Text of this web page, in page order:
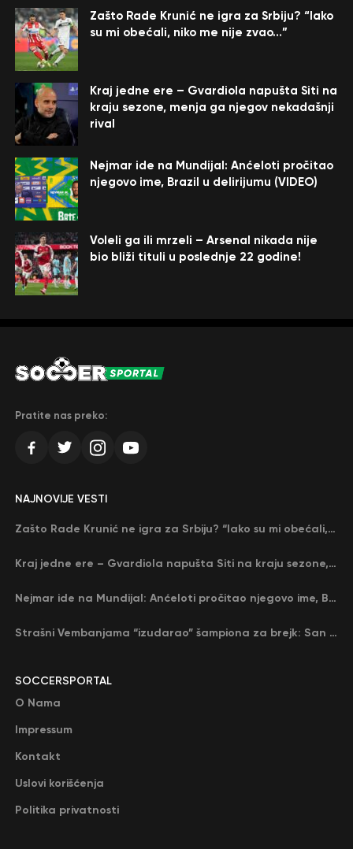
Zašto Rade Krunić ne igra za Srbiju? “Iako
su mi obećali, niko me nije zvao…”
Kraj jedne ere – Gvardiola napušta Siti na
kraju sezone, menja ga njegov nekadašnji
rival
Nejmar ide na Mundijal: Anćeloti pročitao
njegovo ime, Brazil u delirijumu (VIDEO)
Voleli ga ili mrzeli – Arsenal nikada nije
bio bliži tituli u poslednje 22 godine!
Pratite nas preko:
SOCCERSPORTAL
O Nama
Impressum
Kontakt
Uslovi korišćenja
Politika privatnosti
NAJNOVIJE VESTI
Zašto Rade Krunić ne igra za Srbiju? “Iako su mi obećali, niko me nije zvao…”
Kraj jedne ere – Gvardiola napušta Siti na kraju sezone, menja ga njegov nekadašnji rival
Nejmar ide na Mundijal: Anćeloti pročitao njegovo ime, Brazil u delirijumu (VIDEO)
Strašni Vembanjama “izudarao” šampiona za brejk: San Antonio poveo protiv Oklahome